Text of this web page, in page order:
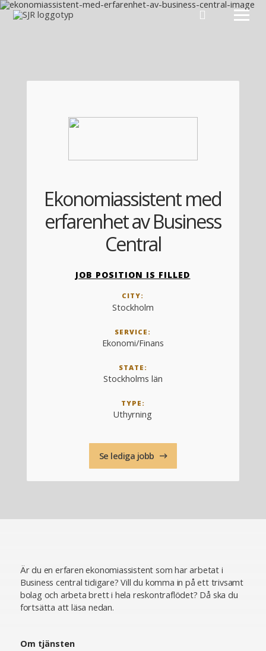
Hoppa till innehåll
JOB POSITION IS FILLED
CITY:
Stockholm
SERVICE:
Ekonomi/Finans
STATE:
Stockholms län
TYPE:
Uthyrning
Ekonomiassistent med
erfarenhet av Business
Central
Se lediga jobb
Är du en erfaren ekonomiassistent som har arbetat i
Business central tidigare? Vill du komma in på ett trivsamt
bolag och arbeta brett i hela reskontraflödet? Då ska du
fortsätta att läsa nedan.
Om tjänsten